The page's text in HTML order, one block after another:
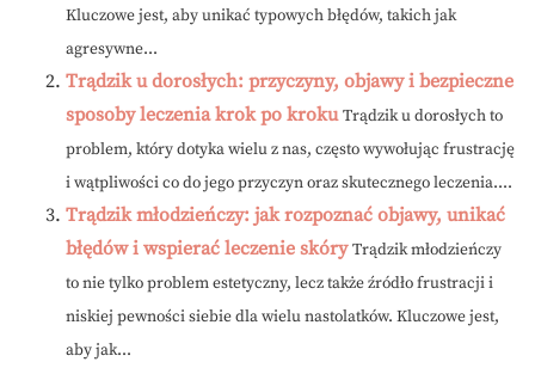
Kluczowe jest, aby unikać typowych błędów, takich jak
agresywne...
Trądzik u dorosłych: przyczyny, objawy i bezpieczne
sposoby leczenia krok po kroku Trądzik u dorosłych to
problem, który dotyka wielu z nas, często wywołując frustrację
i wątpliwości co do jego przyczyn oraz skutecznego leczenia....
Trądzik młodzieńczy: jak rozpoznać objawy, unikać
błędów i wspierać leczenie skóry Trądzik młodzieńczy
to nie tylko problem estetyczny, lecz także źródło frustracji i
niskiej pewności siebie dla wielu nastolatków. Kluczowe jest,
aby jak...